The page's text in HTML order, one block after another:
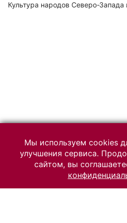
Культура народов Северо-Запада
Мы используем cookies
улучшения сервиса.
сайтом, вы